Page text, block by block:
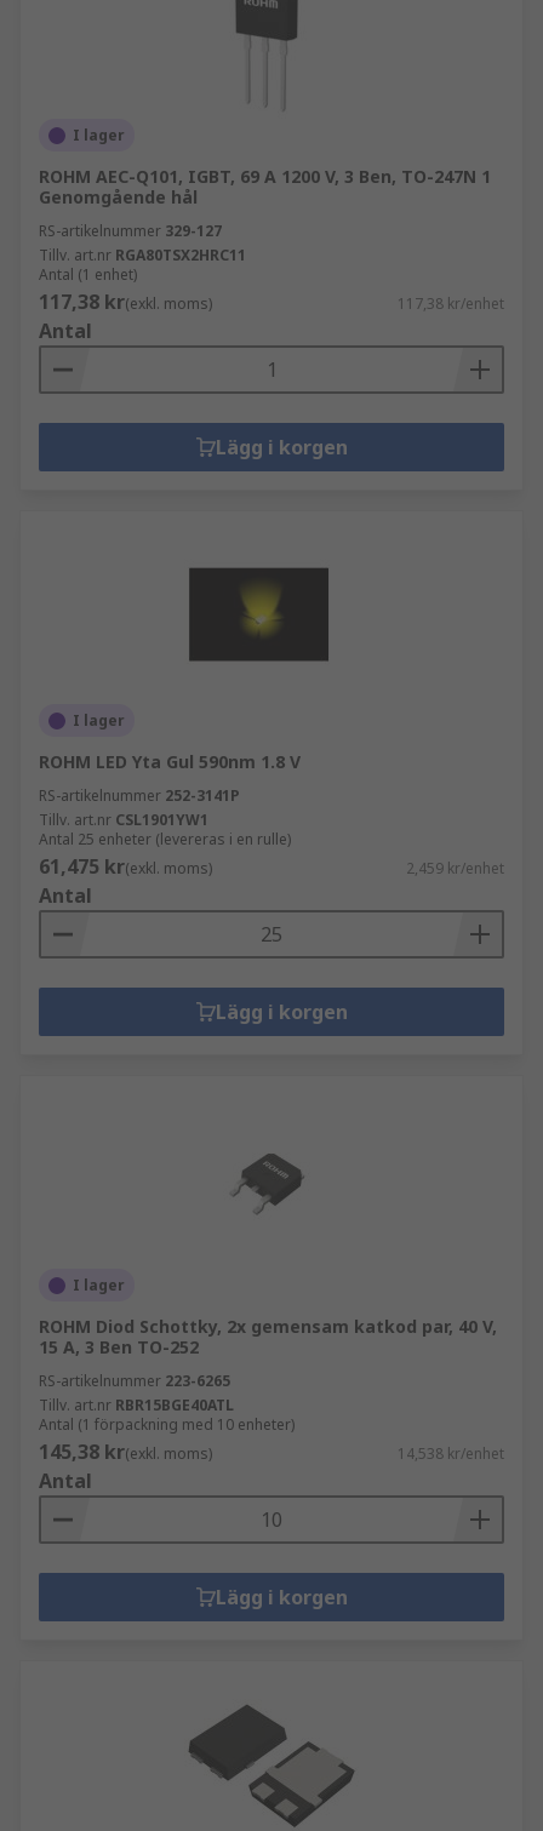
I lager
ROHM AEC-Q101, IGBT, 69 A 1200 V, 3 Ben, TO-247N 1
Genomgående hål
RS-artikelnummer 329-127
Tillv. art.nr RGA80TSX2HRC11
Antal (1 enhet)
117,38 kr(exkl. moms) 117,38 kr/enhet
Antal
Lägg i korgen
I lager
ROHM LED Yta Gul 590nm 1.8 V
RS-artikelnummer 252-3141P
Tillv. art.nr CSL1901YW1
Antal 25 enheter (levereras i en rulle)
61,475 kr(exkl. moms) 2,459 kr/enhet
Antal
Lägg i korgen
I lager
ROHM Diod Schottky, 2x gemensam katkod par, 40 V,
15 A, 3 Ben TO-252
RS-artikelnummer 223-6265
Tillv. art.nr RBR15BGE40ATL
Antal (1 förpackning med 10 enheter)
145,38 kr(exkl. moms) 14,538 kr/enhet
Antal
Lägg i korgen